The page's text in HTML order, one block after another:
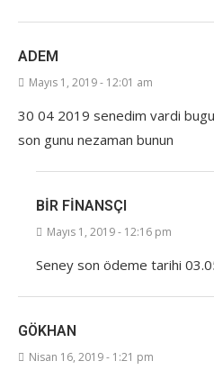
ADEM
Mayıs 1, 2019 - 12:01 am
30 04 2019 senedim vardi
son gunu nezaman bunun
BIR FINANSÇI
Mayıs 1, 2019 - 12:16 pm
Seney son ödeme tarihi
GÖKHAN
Nisan 16, 2019 - 1:21 pm